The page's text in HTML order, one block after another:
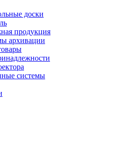
доски
продукция
архивации
системы